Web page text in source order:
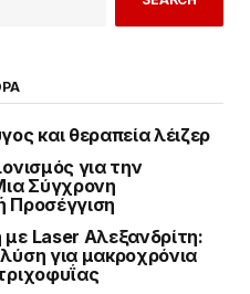
και θεραπεία λέιζερ
για την
Σύγχρονη
Προσέγγιση
Laser Αλεξανδρίτη:
για μακροχρόνια